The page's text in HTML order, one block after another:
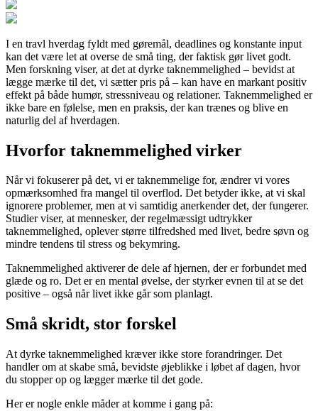
I en travl hverdag fyldt med gøremål, deadlines og konstante input
kan det være let at overse de små ting, der faktisk gør livet godt.
Men forskning viser, at det at dyrke taknemmelighed – bevidst at
lægge mærke til det, vi sætter pris på – kan have en markant positiv
effekt på både humør, stressniveau og relationer. Taknemmelighed er
ikke bare en følelse, men en praksis, der kan trænes og blive en
naturlig del af hverdagen.
Hvorfor taknemmelighed virker
Når vi fokuserer på det, vi er taknemmelige for, ændrer vi vores
opmærksomhed fra mangel til overflod. Det betyder ikke, at vi skal
ignorere problemer, men at vi samtidig anerkender det, der fungerer.
Studier viser, at mennesker, der regelmæssigt udtrykker
taknemmelighed, oplever større tilfredshed med livet, bedre søvn og
mindre tendens til stress og bekymring.
Taknemmelighed aktiverer de dele af hjernen, der er forbundet med
glæde og ro. Det er en mental øvelse, der styrker evnen til at se det
positive – også når livet ikke går som planlagt.
Små skridt, stor forskel
At dyrke taknemmelighed kræver ikke store forandringer. Det
handler om at skabe små, bevidste øjeblikke i løbet af dagen, hvor
du stopper op og lægger mærke til det gode.
Her er nogle enkle måder at komme i gang på: